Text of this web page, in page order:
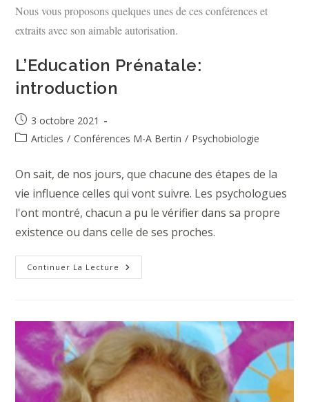
Nous vous proposons quelques unes de ces conférences et
extraits avec son aimable autorisation.
L’Education Prénatale:
introduction
Publication
publiée :
3 octobre 2021
PostArticles / Conférences M-A Bertin / Psychobiologie
On sait, de nos jours, que chacune des étapes de la
vie influence celles qui vont suivre. Les psychologues
l'ont montré, chacun a pu le vérifier dans sa propre
existence ou dans celle de ses proches.
Continuer La Lecture L’Education
Prénatale: